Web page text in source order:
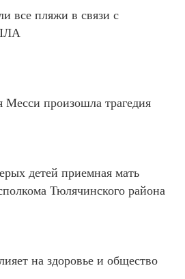
все пляжи в связи с
Месси произошла трагедия
детей приемная мать
Тюлячинского района
на здоровье и общество